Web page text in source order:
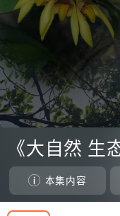
seconds
seconds
《大自然 生
本集内容